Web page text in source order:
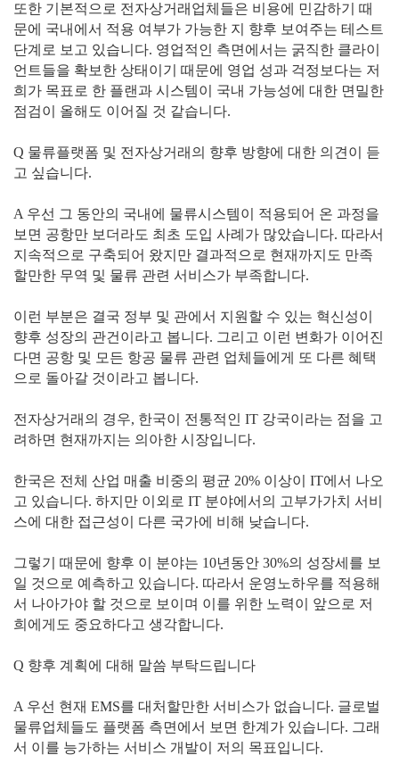
또한 기본적으로 전자상거래업체들은 비용에 민감하기 때
문에 국내에서 적용 여부가 가능한 지 향후 보여주는 테스트
단계로 보고 있습니다. 영업적인 측면에서는 굵직한 클라이
언트들을 확보한 상태이기 때문에 영업 성과 걱정보다는 저
희가 목표로 한 플랜과 시스템이 국내 가능성에 대한 면밀한
점검이 올해도 이어질 것 같습니다.
Q 물류플랫폼 및 전자상거래의 향후 방향에 대한 의견이 듣
고 싶습니다.
A 우선 그 동안의 국내에 물류시스템이 적용되어 온 과정을
보면 공항만 보더라도 최초 도입 사례가 많았습니다. 따라서
지속적으로 구축되어 왔지만 결과적으로 현재까지도 만족
할만한 무역 및 물류 관련 서비스가 부족합니다.
이런 부분은 결국 정부 및 관에서 지원할 수 있는 혁신성이
향후 성장의 관건이라고 봅니다. 그리고 이런 변화가 이어진
다면 공항 및 모든 항공 물류 관련 업체들에게 또 다른 혜택
으로 돌아갈 것이라고 봅니다.
전자상거래의 경우, 한국이 전통적인 IT 강국이라는 점을 고
려하면 현재까지는 의아한 시장입니다.
한국은 전체 산업 매출 비중의 평균 20% 이상이 IT에서 나오
고 있습니다. 하지만 이외로 IT 분야에서의 고부가가치 서비
스에 대한 접근성이 다른 국가에 비해 낮습니다.
그렇기 때문에 향후 이 분야는 10년동안 30%의 성장세를 보
일 것으로 예측하고 있습니다. 따라서 운영노하우를 적용해
서 나아가야 할 것으로 보이며 이를 위한 노력이 앞으로 저
희에게도 중요하다고 생각합니다.
Q 향후 계획에 대해 말씀 부탁드립니다
A 우선 현재 EMS를 대처할만한 서비스가 없습니다. 글로벌
물류업체들도 플랫폼 측면에서 보면 한계가 있습니다. 그래
서 이를 능가하는 서비스 개발이 저의 목표입니다.